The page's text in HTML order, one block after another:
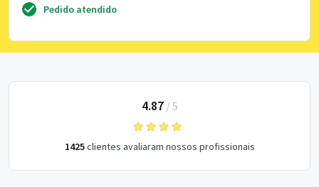
Pedido atendido
4.87/ 5
1425clientes avaliaram nossos profissionais